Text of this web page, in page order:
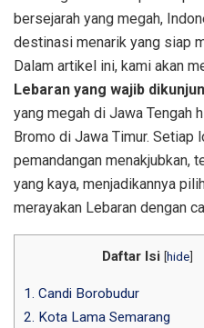
bersejarah yang megah,
destinasi menarik yang siap
Dalam artikel ini, kami akan
Lebaran yang wajib
yang megah di Jawa Tengah
Bromo di Jawa Timur. Setiap
pemandangan menakjubkan,
yang kaya, menjadikannya
merayakan Lebaran dengan
Daftar Isi [hide]
1. Candi Borobudur
2. Kota Lama Semarang